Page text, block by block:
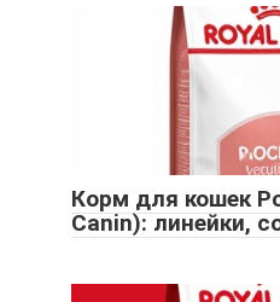
Корм для кошек
Canin): линейки,